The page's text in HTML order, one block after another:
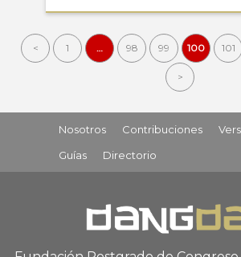
< 1 … 98 99 100 101
>
Nosotros Contribuciones
Guías
Directorio